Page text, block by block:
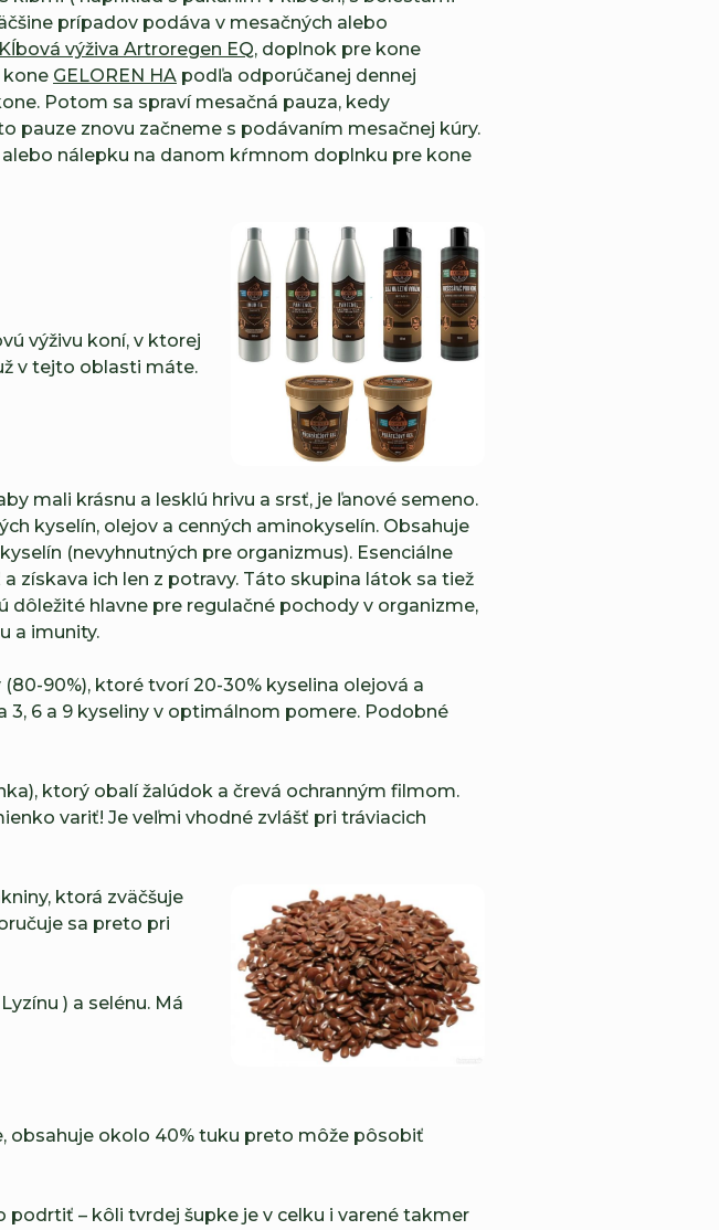
prípadov podáva v mesačných alebo
výživa Artroregen EQ, doplnok pre kone
kone GELOREN HA podľa odporúčanej dennej
Potom sa spraví mesačná pauza, kedy
pauze znovu začneme s podávaním mesačnej kúry.
nálepku na danom kŕmnom doplnku pre kone
výživu koní, v ktorej
v tejto oblasti máte.
mali krásnu a lesklú hrivu a srsť, je ľanové semeno.
kyselín, olejov a cenných aminokyselín. Obsahuje
(nevyhnutných pre organizmus). Esenciálne
získava ich len z potravy. Táto skupina látok sa tiež
dôležité hlavne pre regulačné pochody v organizme,
a imunity.
90%), ktoré tvorí 20-30% kyselina olejová a
3, 6 a 9 kyseliny v optimálnom pomere. Podobné
ktorý obalí žalúdok a črevá ochranným filmom.
variť! Je veľmi vhodné zvlášť pri tráviacich
ktorá zväčšuje
sa preto pri
) a selénu. Má
obsahuje okolo 40% tuku preto môže pôsobiť
– kôli tvrdej šupke je v celku i varené takmer